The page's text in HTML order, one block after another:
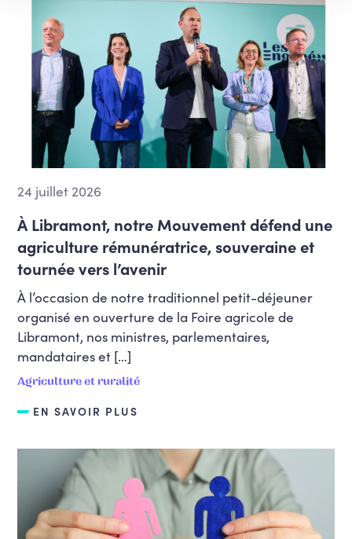
24 juillet 2026
À Libramont, notre Mouvement défend une
agriculture rémunératrice, souveraine et
tournée vers l’avenir
À l’occasion de notre traditionnel petit-déjeuner
organisé en ouverture de la Foire agricole de
Libramont, nos ministres, parlementaires,
mandataires et […]
Agriculture et ruralité
EN SAVOIR PLUS